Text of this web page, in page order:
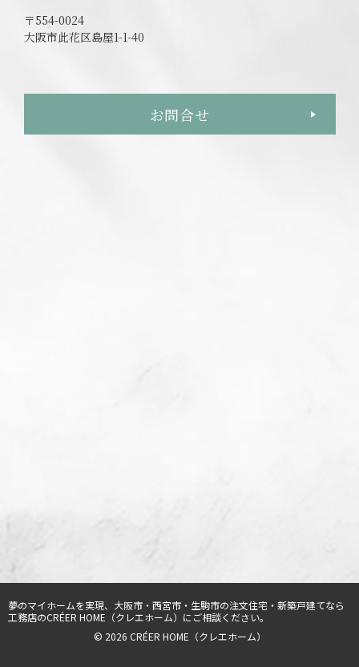
〒554-0024
大阪市此花区島屋1-1-40
お問合せ
© 2026 CRÉER HOME（クレエホーム）
夢のマイホームを実現、 大阪市・西宮市・生駒市の注文住宅・新築戸建てなら
工務店のCRÉER HOME（クレエホーム） にご相談ください。